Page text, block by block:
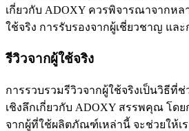
เกี่ยวกับ ADOXY ควรพิจารณาจากหล
ใช้จริง การรับรองจากผู้เชี่ยวชาญ แ
รีวิวจากผู้ใช้จริง
การรวบรวมรีวิวจากผู้ใช้จริงเป็นวิธีที่
เชิงลึกเกี่ยวกับ ADOXY สรรพคุณ โด
จากผู้ที่ใช้ผลิตภัณฑ์เหล่านี้ จะช่วยให้เ